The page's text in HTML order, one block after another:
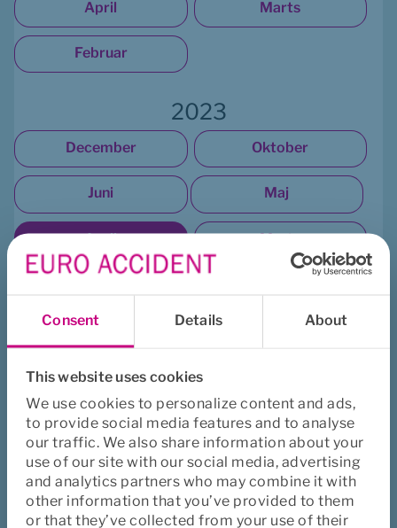
Consent Details About
This website uses cookies
We use cookies to personalize content and ads,
to provide social media features and to analyse
our traffic. We also share information about your
use of our site with our social media, advertising
and analytics partners who may combine it with
other information that you’ve provided to them
or that they’ve collected from your use of their
April Marts
Februar
2023
December Oktober
Juni Maj
April Marts
December
September August
Juli Maj
April